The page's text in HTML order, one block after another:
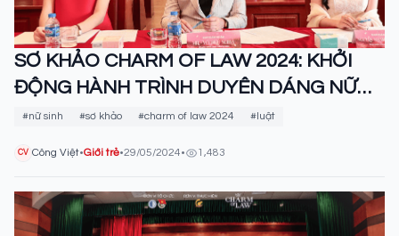
SƠ KHẢO CHARM OF LAW 2024: KHỞI
ĐỘNG HÀNH TRÌNH DUYÊN DÁNG NỮ
SINH NGÀNH LUẬT
#nữ sinh #sơ khảo #charm of law 2024 #luật
CV Công Việt•Giới trẻ•29/05/2024• 1,483